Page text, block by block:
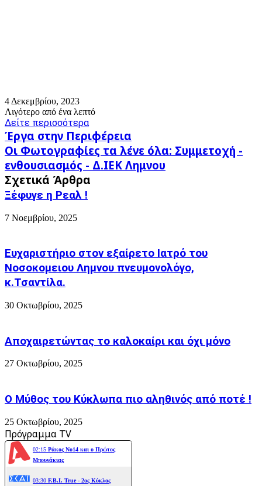
4 Δεκεμβρίου, 2023
Λιγότερο από ένα λεπτό
Δείτε περισσότερα
Έργα
στην
Περιφέρεια
Έργα στην Περιφέρεια
Οι
Φωτογραφίες
τα
λένε
όλα:
Συμμετοχή
-
ενθουσιασμός
Δ.ΙΕΚ
Λημνου
Οι Φωτογραφίες τα λένε όλα: Συμμετοχή -
ενθουσιασμός - Δ.ΙΕΚ Λημνου
Σχετικά Άρθρα
Ξέφυγε η Ρεαλ !
7 Νοεμβρίου, 2025
Ευχαριστήριο στον εξαίρετο Ιατρό του
Νοσοκομειου Λημνου πνευμονολόγο,
κ.Τσαντίλα.
30 Οκτωβρίου, 2025
Αποχαιρετώντας το καλοκαίρι και όχι μόνο
27 Οκτωβρίου, 2025
Ο Μύθος του Κύκλωπα πιο αληθινός από ποτέ !
25 Οκτωβρίου, 2025
Πρόγραμμα TV